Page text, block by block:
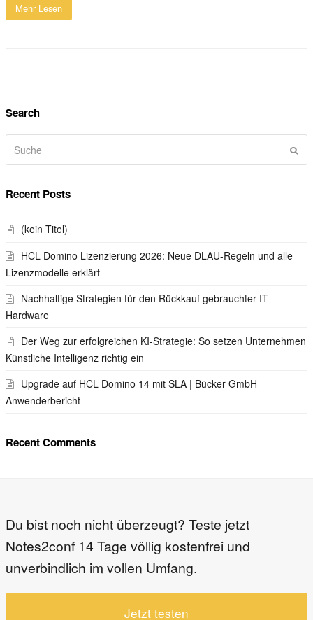
Mehr Lesen
Search
Recent Posts
(kein Titel)
HCL Domino Lizenzierung 2026: Neue DLAU-Regeln und alle
Lizenzmodelle erklärt
Nachhaltige Strategien für den Rückkauf gebrauchter IT-
Hardware
Der Weg zur erfolgreichen KI-Strategie: So setzen Unternehmen
Künstliche Intelligenz richtig ein
Upgrade auf HCL Domino 14 mit SLA | Bücker GmbH
Anwenderbericht
Recent Comments
Du bist noch nicht überzeugt? Teste jetzt
Notes2conf 14 Tage völlig kostenfrei und
unverbindlich im vollen Umfang.
Jetzt testen